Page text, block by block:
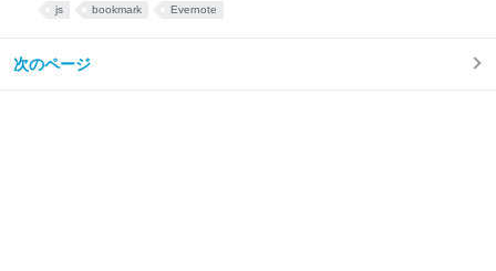
と知ってれば使えるタイミングがありそうなので共
構クリップボードにコピーの機能って簡単そうに見え
ったので、丁度僕も実装を検討していた機能でもあっ
js bookmark Evernote
次のページ